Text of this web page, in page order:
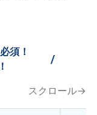
須！
/
スクロール→